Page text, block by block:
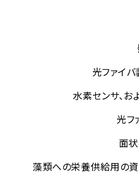
光ファイ
水素センサ、お
光フ
面
藻類への栄養供給用の資